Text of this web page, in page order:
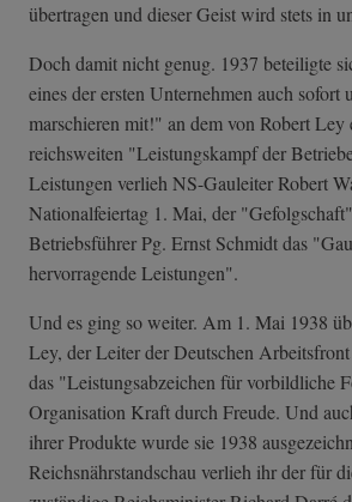
übertragen und dieser Geist wird stets in
Doch damit nicht genug. 1937 beteiligte
eines der ersten Unternehmen auch
marschieren mit!" an dem von Robert Ley
reichsweiten "Leistungskampf der
Leistungen verlieh NS-Gauleiter Robert
Nationalfeiertag 1. Mai, der
Betriebsführer Pg. Ernst Schmidt das
hervorragende Leistungen".
Und es ging so weiter. Am 1. Mai 1938
Ley, der Leiter der Deutschen
das "Leistungsabzeichen für vorbildliche
Organisation Kraft durch Freude. Und
ihrer Produkte wurde sie 1938
Reichsnährstandschau verlieh ihr der für